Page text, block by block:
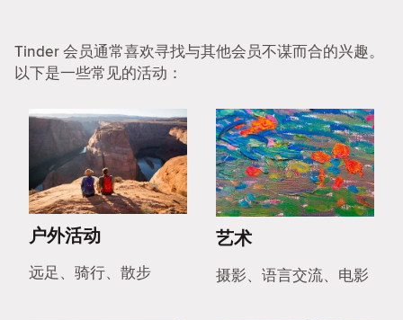
Tinder 会员通常喜欢寻找与其他会员不谋而合的兴趣。
以下是一些常见的活动：
户外活动
远足、骑行、散步
艺术
摄影、语言交流、电影